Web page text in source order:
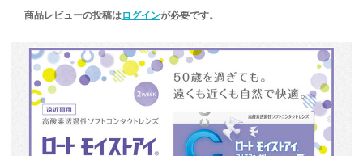
商品レビューの投稿はログインが必要です。